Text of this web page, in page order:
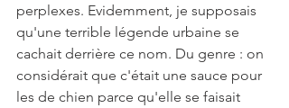
perplexes. Evidemment, je supposais
qu'une terrible légende urbaine se
cachait derrière ce nom. Du genre : on
considérait que c'était une sauce pour
les de chien parce qu'elle se faisait